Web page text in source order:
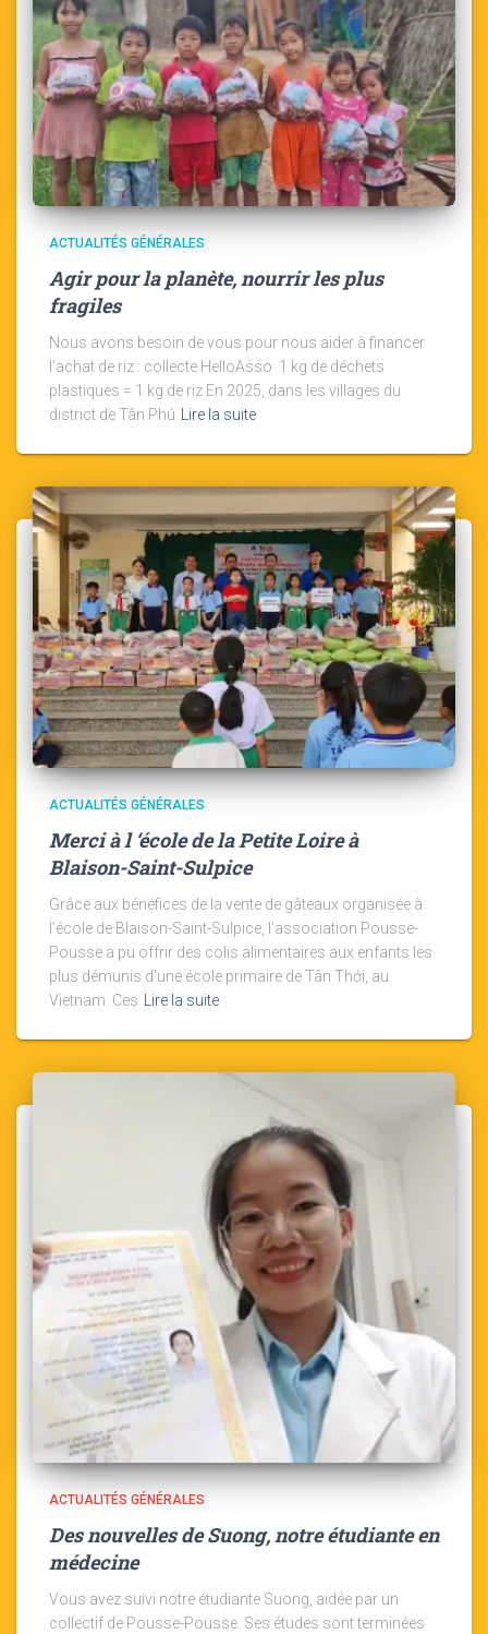
ACTUALITÉS GÉNÉRALES
Agir pour la planète, nourrir les plus
fragiles
Nous avons besoin de vous pour nous aider à financer
l’achat de riz : collecte HelloAsso 1 kg de déchets
plastiques = 1 kg de riz En 2025, dans les villages du
district de Tân Phú
Lire la suite
ACTUALITÉS GÉNÉRALES
Merci à l ‘école de la Petite Loire à
Blaison-Saint-Sulpice
Grâce aux bénéfices de la vente de gâteaux organisée à
l’école de Blaison-Saint-Sulpice, l’association Pousse-
Pousse a pu offrir des colis alimentaires aux enfants les
plus démunis d’une école primaire de Tân Thới, au
Vietnam. Ces Lire la suite
ACTUALITÉS GÉNÉRALES
Des nouvelles de Suong, notre étudiante en
médecine
Vous avez suivi notre étudiante Suong, aidée par un
collectif de Pousse-Pousse. Ses études sont terminées